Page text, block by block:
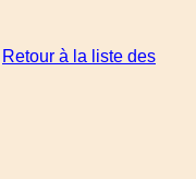
Retour à la liste des